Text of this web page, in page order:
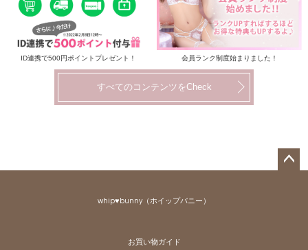
ID連携で500円ポイントプレゼント！ 会員ランク制度始まりました！
すべてのコンテンツをCheck
whip♥bunny（ホイップバニー）
お買い物ガイド